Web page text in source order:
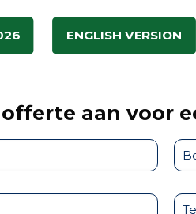
ENGLISH VERSION
aan voor